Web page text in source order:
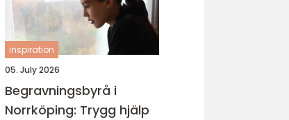
inspiration
05. July 2026
Begravningsbyrå i
Norrköping: Trygg hjälp